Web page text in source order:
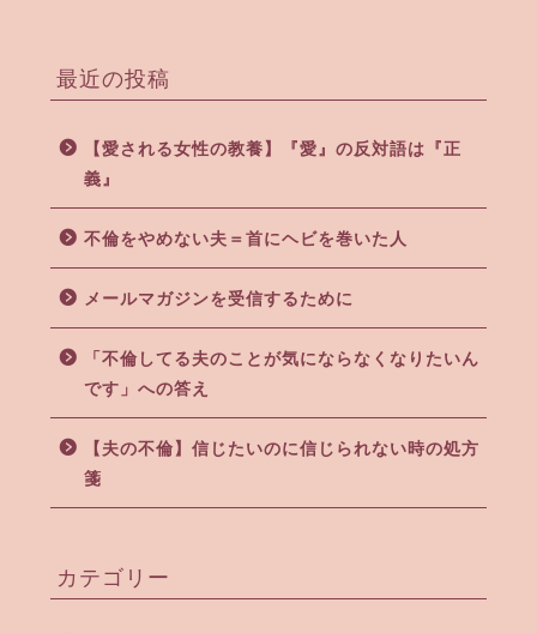
最近の投稿
【愛される女性の教養】『愛』の反対語は『正
義』
不倫をやめない夫＝首にヘビを巻いた人
メールマガジンを受信するために
「不倫してる夫のことが気にならなくなりたいん
です」への答え
【夫の不倫】信じたいのに信じられない時の処方
箋
カテゴリー